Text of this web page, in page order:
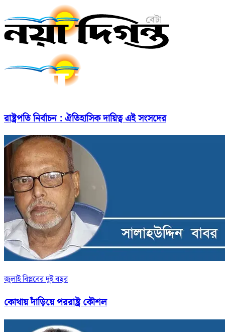
রাষ্ট্রপতি নির্বাচন : ঐতিহাসিক দায়িত্ব এই সংসদের
জুলাই বিপ্লবের দুই বছর
কোথায় দাঁড়িয়ে পররাষ্ট্র কৌশল